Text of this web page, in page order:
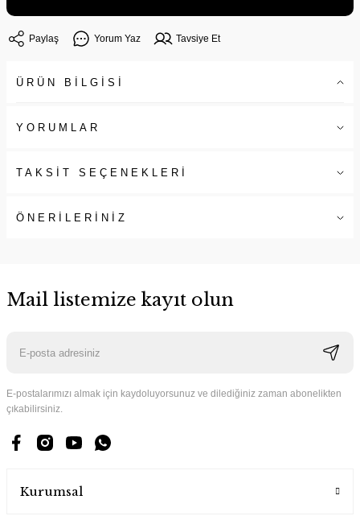
Paylaş Yorum Yaz Tavsiye Et
ÜRÜN BİLGİSİ
YORUMLAR
TAKSİT SEÇENEKLERİ
ÖNERİLERİNİZ
Mail listemize kayıt olun
E-postalarımızı almak için kaydoluyorsunuz ve dilediğiniz zaman abonelikten
çıkabilirsiniz.
Kurumsal